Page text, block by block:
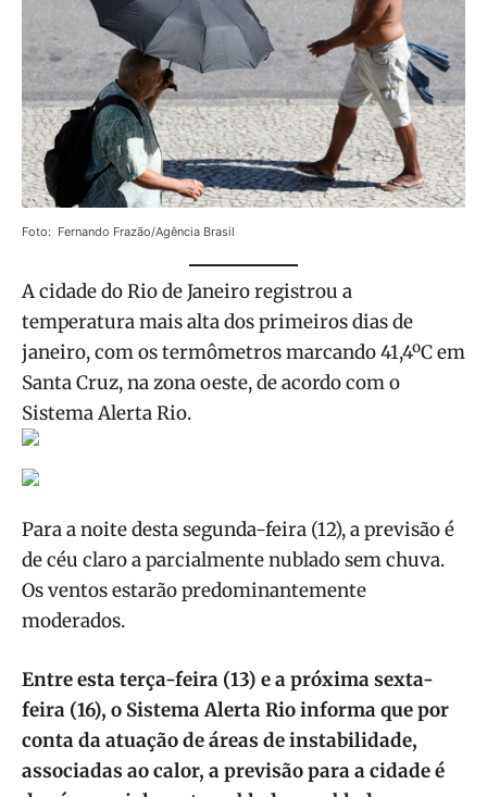
Foto: Fernando Frazão/Agência Brasil
A cidade do Rio de Janeiro registrou a
temperatura mais alta dos primeiros dias de
janeiro, com os termômetros marcando 41,4ºC em
Santa Cruz, na zona oeste, de acordo com o
Sistema Alerta Rio.
Para a noite desta segunda-feira (12), a previsão é
de céu claro a parcialmente nublado sem chuva.
Os ventos estarão predominantemente
moderados.
Entre esta terça-feira (13) e a próxima sexta-
feira (16), o Sistema Alerta Rio informa que por
conta da atuação de áreas de instabilidade,
associadas ao calor, a previsão para a cidade é